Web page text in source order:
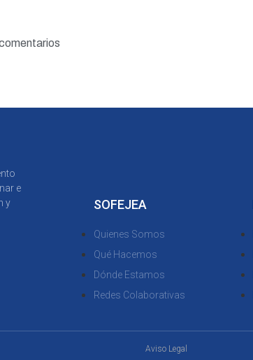
e
y
SOFEJEA
Quienes Somos
Qué Hacemos
Dónde Estamos
Redes Colaborativas
Aviso Legal